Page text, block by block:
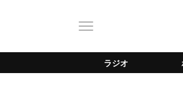
ラジオ